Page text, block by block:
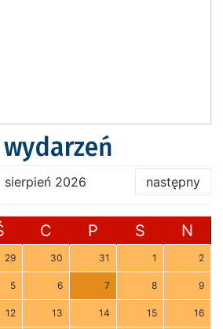
sierpień 2026 następny
C P S N
29 30 31 1 2
5 6 7 8 9
12 13 14 15 16